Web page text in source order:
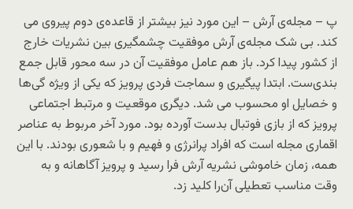
پ – مجله‌ی آرش – این مورد نیز بیشتر از قاعده‌ی دوم پیروی می
کند. بی شک مجله‌ی آرش موفقیت چشمگیری بین نشریات خارج
از کشور پیدا کرد. باز هم عامل موفقیت آن در سه محور قابل جمع
بندی‌ست. ابتدا پیگیری و سماجت فردی پرویز که یکی از ویژه گی‌ها
و خصایل او محسوب می شد. دیگری موقعیت و مرتبط اجتماعی
پرویز که از بازی فوتبال بدست آورده بود. مورد آخر مربوط به عناصر
اقماری مجله است که افراد پرانرژی و فهیم و با شعوری بودند. با این
همه، زمان خاموشی نشریه آرش فرا رسید و پرویز آگاهانه و به
وقت مناسب تعطیلی آن‌را کلید زد.